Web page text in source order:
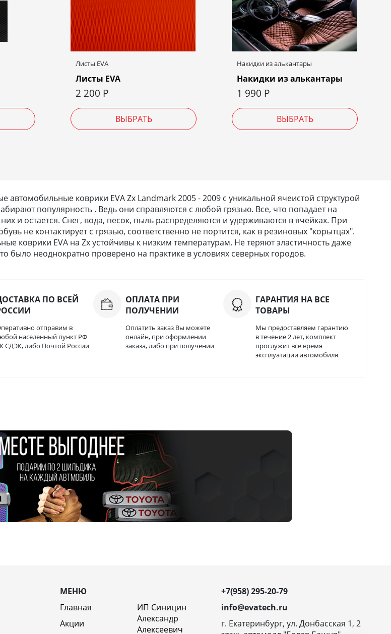
Листы EVA
Листы EVA
2 200 Р
ВЫБРАТЬ
Накидки из алькантары
Накидки из алькантары
1 990 Р
ВЫБРАТЬ
автомобильные коврики EVA Zx Landmark 2005 - 2009 с уникальной ячеистой структурой
популярность . Ведь они справляются с любой грязью. Все, что попадает на
и остается. Снег, вода, песок, пыль распределяются и удерживаются в ячейках. При
не контактирует с грязью, соответственно не портится, как в резиновых "корытцах".
коврики EVA на Zx устойчивы к низким температурам. Не теряют эластичность даже
было неоднократно проверено на практике в условиях северных городов.
ПО ВСЕЙ
отправим в
населенный пункт РФ
СДЭК, либо Почтой России
ОПЛАТА ПРИ
ПОЛУЧЕНИИ
Оплатить заказ Вы можете
онлайн, при оформлении
заказа, либо при получении
ГАРАНТИЯ НА ВСЕ
ТОВАРЫ
Мы предоставляем гарантию
в течение 2 лет, комплект
прослужит все время
эксплуатации автомобиля
МЕНЮ
Главная
Акции
ИП Синицин
Александр
Алексеевич
+7(958) 295-20-79
info@evatech.ru
г. Екатеринбург, ул. Донбасская 1, 2